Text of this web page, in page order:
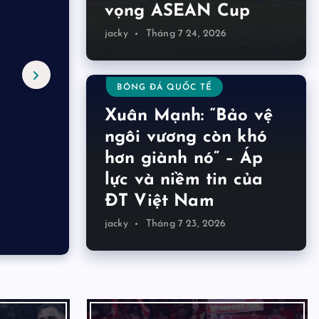
vọng ASEAN Cup
jacky Tháng 7 24, 2026
BÓNG ĐÁ QUỐC TẾ
Xuân Mạnh: “Bảo vệ
ngôi vương còn khó
hơn giành nó” – Áp
lực và niềm tin của
ĐT Việt Nam
jacky Tháng 7 23, 2026